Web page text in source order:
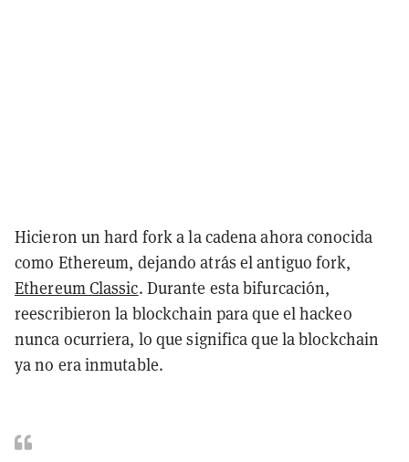
Hicieron un hard fork a la cadena ahora conocida
como Ethereum, dejando atrás el antiguo fork,
Ethereum Classic. Durante esta bifurcación,
reescribieron la blockchain para que el hackeo
nunca ocurriera, lo que significa que la blockchain
ya no era inmutable.